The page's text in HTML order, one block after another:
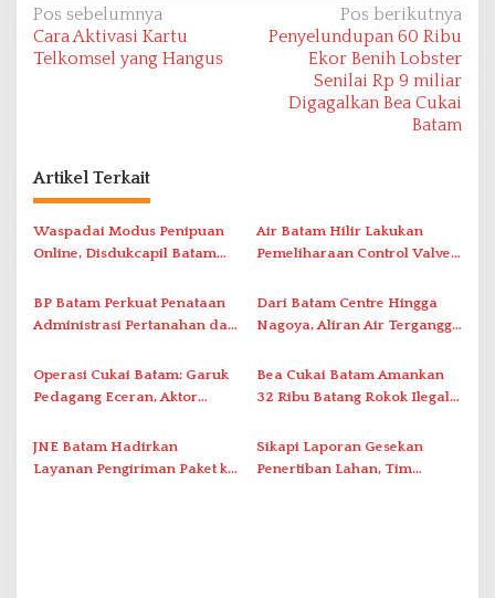
N
a
a
s
i
p
o
s
Pos sebelumnya
Cara Aktivasi Kartu
Telkomsel yang Hangus
Pos berikutnya
Penyelundupan 60 Ribu
Ekor Benih Lobster
Senilai Rp 9 miliar
Digagalkan Bea Cukai
Batam
Artikel Terkait
Waspadai Modus Penipuan
Online, Disdukcapil Batam
Tatap Muka
Air Batam Hilir Lakukan
Pemeliharaan Control Valve,
BP Batam Perkuat Penataan
Administrasi Pertanahan dan
Dari Batam Centre Hingga
Nagoya, Aliran Air Terganggu
Duriangkang
Operasi Cukai Batam: Garuk
Pedagang Eceran, Aktor
Tersentuh?
Bea Cukai Batam Amankan
32 Ribu Batang Rokok Ilegal
JNE Batam Hadirkan
Layanan Pengiriman Paket ke
Sikapi Laporan Gesekan
Penertiban Lahan, Tim